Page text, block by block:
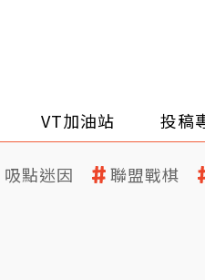
VT加油站 投稿
吸點迷因 聯盟戰棋